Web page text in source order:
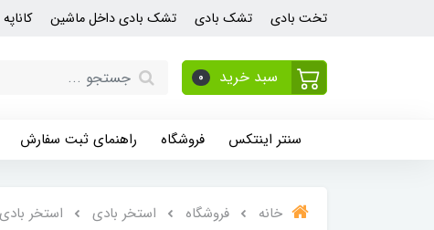
تخت بادی تشک بادی تشک بادی داخل ماشین
سبد خرید 0
سنتر اینتکس فروشگاه راهنمای ثبت سفارش
خانه فروشگاه استخر بادی استخر